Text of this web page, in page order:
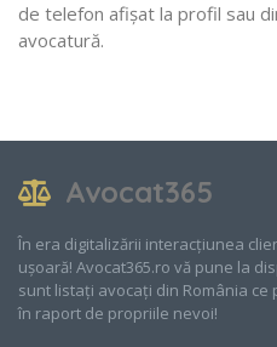
de telefon afișat la profil sau
avocatură.
Avocat365
În era digitalizării interacțiunea
ușoară! Avocat365.ro vă pune la
sunt listați avocați din România ce
în raport de propriile nevoi!